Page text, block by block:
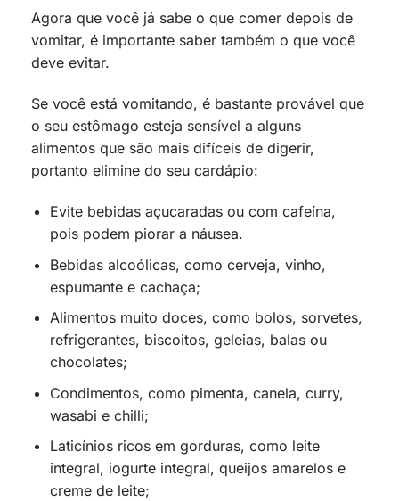
Agora que você já sabe o que comer depois de
vomitar, é importante saber também o que você
deve evitar.
Se você está vomitando, é bastante provável que
o seu estômago esteja sensível a alguns
alimentos que são mais difíceis de digerir,
portanto elimine do seu cardápio:
Evite bebidas açucaradas ou com cafeína,
pois podem piorar a náusea.
Bebidas alcoólicas, como cerveja, vinho,
espumante e cachaça;
Alimentos muito doces, como bolos, sorvetes,
refrigerantes, biscoitos, geleias, balas ou
chocolates;
Condimentos, como pimenta, canela, curry,
wasabi e chilli;
Laticínios ricos em gorduras, como leite
integral, iogurte integral, queijos amarelos e
creme de leite;